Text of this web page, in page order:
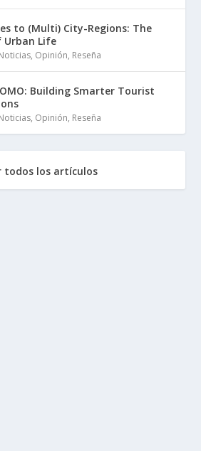
to (Multi) City-Regions: The
Urban Life
, Opinión, Reseña
Building Smarter Tourist
, Opinión, Reseña
todos los artículos